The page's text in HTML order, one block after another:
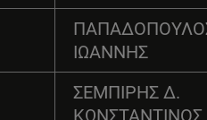
ΙΩΑΝΝΗΣ
ΣΕΜΠΙΡΗΣ Δ.
ΚΩΝΣΤΑΝΤΙΝΟΣ